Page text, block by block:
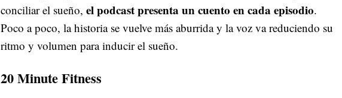
conciliar el sueño, el podcast presenta un cuento en cada episodio.
Poco a poco, la historia se vuelve más aburrida y la voz va reduciendo su
ritmo y volumen para inducir el sueño.
20 Minute Fitness